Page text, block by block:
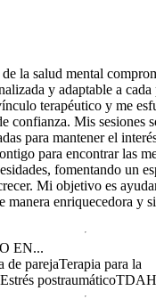
la salud mental
y adaptable a
terapéutico y me
confianza. Mis sesiones
para mantener el
para encontrar las
fomentando un
Mi objetivo es
manera enriquecedora y
EN...
de parejaTerapia para la
Estrés postraumáticoTDAH